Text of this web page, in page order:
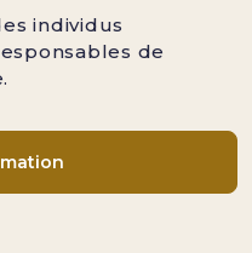
individus
de